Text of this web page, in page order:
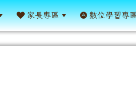
家長專區 數位學習專